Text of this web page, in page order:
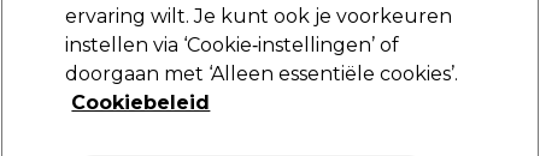
Ontharingsstrips en spatel
ervaring wilt. Je kunt ook je voorkeuren
instellen via ‘Cookie‑instellingen’ of
doorgaan met ‘Alleen essentiële cookies’.
Cookiebeleid